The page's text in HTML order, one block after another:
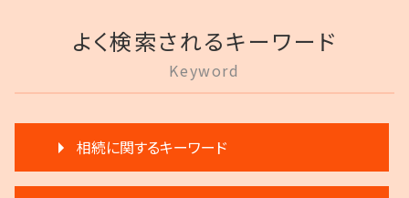
よく検索されるキーワード
Keyword
相続に関するキーワード